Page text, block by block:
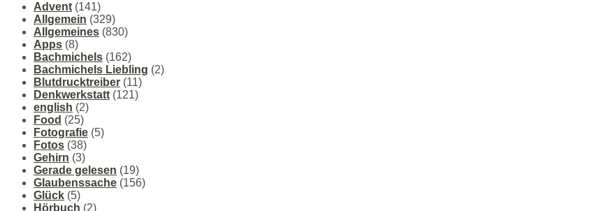
Advent (141)
Allgemein (329)
Allgemeines (830)
Apps (8)
Bachmichels (162)
Bachmichels Liebling (2)
Blutdrucktreiber (11)
Denkwerkstatt (121)
english (2)
Food (25)
Fotografie (5)
Fotos (38)
Gehirn (3)
Gerade gelesen (19)
Glaubenssache (156)
Glück (5)
Hörbuch (2)